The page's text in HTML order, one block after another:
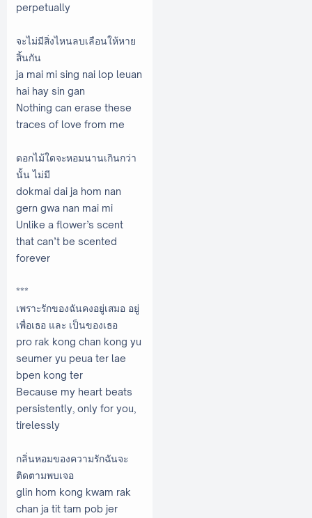
perpetually
จะไม่มีสิ่งไหนลบเลือนให้หาย
สิ้นกัน
ja mai mi sing nai lop leuan
hai hay sin gan
Nothing can erase these
traces of love from me
ดอกไม้ใดจะหอมนานเกินกว่า
นั้น ไม่มี
dokmai dai ja hom nan
gern gwa nan mai mi
Unlike a flower’s scent
that can’t be scented
forever
***
เพราะรักของฉันคงอยู่เสมอ อยู่
เพื่อเธอ และ เป็นของเธอ
pro rak kong chan kong yu
seumer yu peua ter lae
bpen kong ter
Because my heart beats
persistently, only for you,
tirelessly
กลิ่นหอมของความรักฉันจะ
ติดตามพบเจอ
glin hom kong kwam rak
chan ja tit tam pob jer